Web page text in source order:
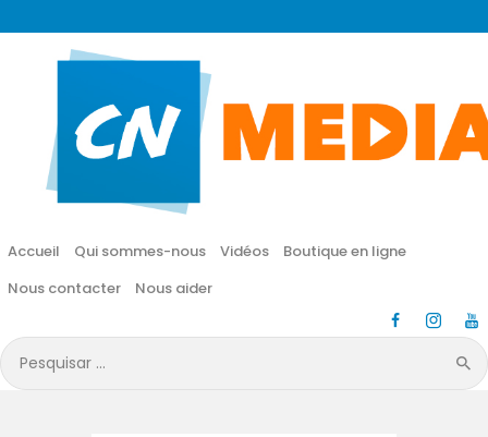
Accueil Qui sommes-nous Vidéos
Boutique en ligne
Nous contacter
Nous aider
Pesquisar
por:
CN MÉDIA
Une vie nouvelle en JESUS !
Accueil
Vidéos
Boutique en ligne